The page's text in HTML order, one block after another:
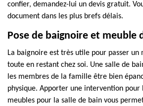
confier, demandez-lui un devis gratuit.
document dans les plus brefs délais.
Pose de baignoire et meuble
La baignoire est très utile pour passer un
toute en restant chez soi. Une salle de
les membres de la famille être bien
physique. Apporter une intervention pour
meubles pour la salle de bain vous